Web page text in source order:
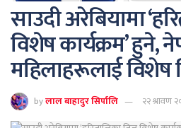
साउदी अरेबियामा
विशेष कार्यक्रम’ हुने,
महिलाहरूलाई विशेष
byलाल बाहादुर सिर्पालि २२ श्रावण